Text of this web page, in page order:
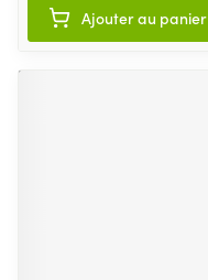
Ajouter au panier